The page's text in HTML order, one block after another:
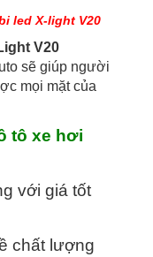
led X-light V20
V20
sẽ giúp người
mọi mặt của
tô xe hơi
với giá tốt
chất lượng